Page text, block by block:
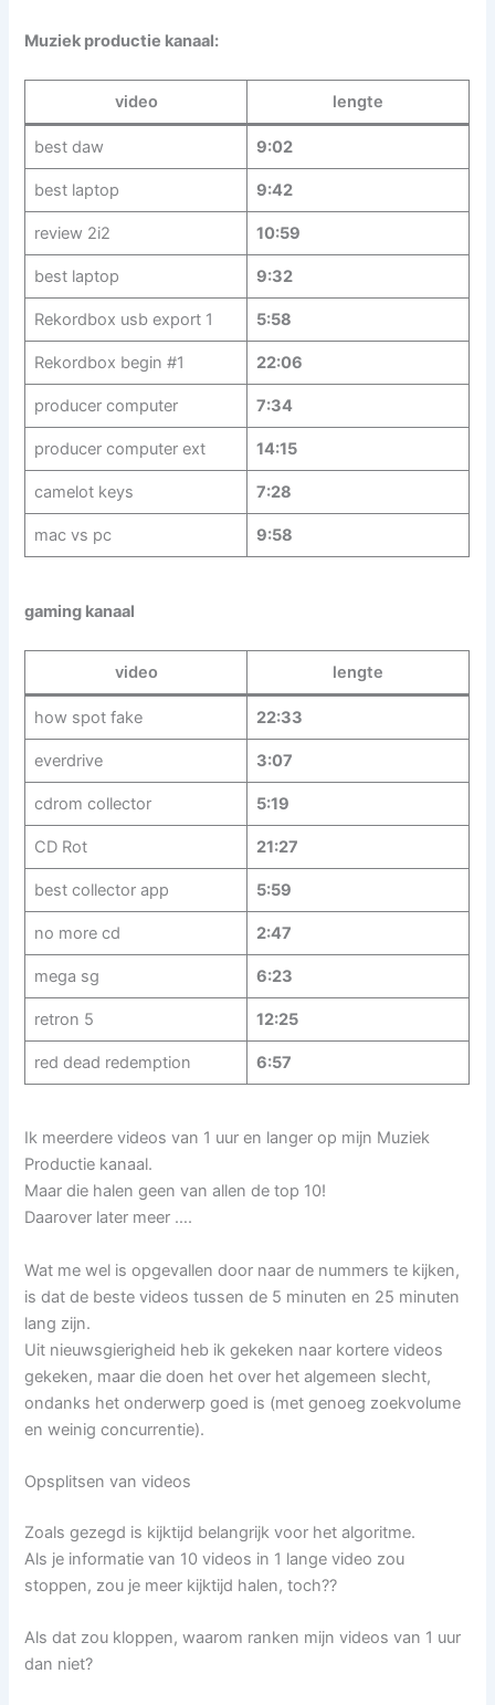
Muziek productie kanaal:
video lengte
best daw 9:02
best laptop 9:42
review 2i2 10:59
best laptop 9:32
Rekordbox usb export 1 5:58
Rekordbox begin #1 22:06
producer computer 7:34
producer computer ext 14:15
camelot keys 7:28
mac vs pc 9:58
gaming kanaal
video lengte
how spot fake 22:33
everdrive 3:07
cdrom collector 5:19
CD Rot 21:27
best collector app 5:59
no more cd 2:47
mega sg 6:23
retron 5 12:25
red dead redemption 6:57
Ik meerdere videos van 1 uur en langer op mijn Muziek
Productie kanaal.
Maar die halen geen van allen de top 10!
Daarover later meer ….
Wat me wel is opgevallen door naar de nummers te kijken,
is dat de beste videos tussen de 5 minuten en 25 minuten
lang zijn.
Uit nieuwsgierigheid heb ik gekeken naar kortere videos
gekeken, maar die doen het over het algemeen slecht,
ondanks het onderwerp goed is (met genoeg zoekvolume
en weinig concurrentie).
Opsplitsen van videos
Zoals gezegd is kijktijd belangrijk voor het algoritme.
Als je informatie van 10 videos in 1 lange video zou
stoppen, zou je meer kijktijd halen, toch??
Als dat zou kloppen, waarom ranken mijn videos van 1 uur
dan niet?